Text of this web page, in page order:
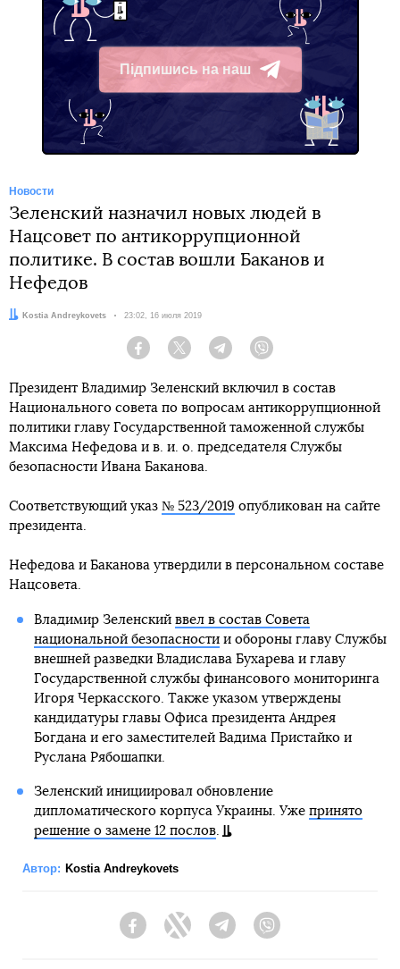
Підпишись на наш
Telegram
Новости
Зеленский назначил новых людей в
Нацсовет по антикоррупционной
политике. В состав вошли Баканов и
Нефедов
Автор:Kostia Andreykovets Дата:
23:02, 16 июля 2019
Facebook Twitter Telegram
Президент Владимир Зеленский включил в состав
Национального совета по вопросам антикоррупционной
политики главу Государственной таможенной службы
Максима Нефедова и в. и. о. председателя Службы
безопасности Ивана Баканова.
Соответствующий указ № 523/2019 опубликован на сайте
президента.
Нефедова и Баканова утвердили в персональном составе
Нацсовета.
Владимир Зеленский ввел в состав Совета
национальной безопасностии обороны главу Службы
внешней разведки Владислава Бухарева и главу
Государственной службы финансового мониторинга
Игоря Черкасского. Также указом утверждены
кандидатуры главы Офиса президента Андрея
Богдана и его заместителей Вадима Пристайко и
Руслана Рябошапки.
Зеленский инициировал обновление
дипломатического корпуса Украины. Уже принято
решение о замене 12 послов.
Автор: Kostia Andreykovets
FacebookTwitter Telegram